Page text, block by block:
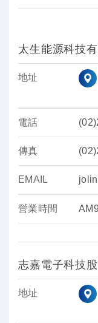
太生能源科技
營業時間
電話
傳真
EMAIL
地址
志嘉電子科技
地址